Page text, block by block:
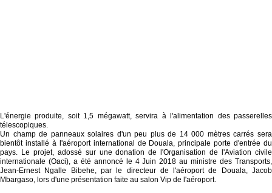
L'énergie produite, soit 1,5 mégawatt, servira à l'alimentation des passerelles
télescopiques.
Un champ de panneaux solaires d'un peu plus de 14 000 mètres carrés sera
bientôt installé à l'aéroport international de Douala, principale porte d'entrée du
pays. Le projet, adossé sur une donation de l'Organisation de l'Aviation civile
internationale (Oaci), a été annoncé le 4 Juin 2018 au ministre des Transports,
Jean-Ernest Ngalle Bibehe, par le directeur de l'aéroport de Douala, Jacob
Mbargaso, lors d'une présentation faite au salon Vip de l'aéroport.